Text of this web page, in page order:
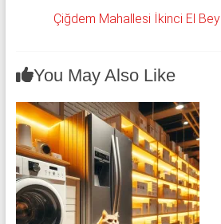
Çiğdem Mahallesi İkinci El
You May Also Like